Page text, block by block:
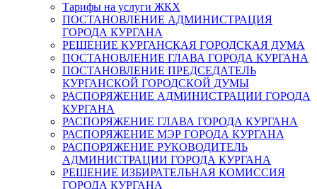
Тарифы на услуги ЖКХ
ПОСТАНОВЛЕНИЕ АДМИНИСТРАЦИЯ
ГОРОДА КУРГАНА
РЕШЕНИЕ КУРГАНСКАЯ ГОРОДСКАЯ ДУМА
ПОСТАНОВЛЕНИЕ ГЛАВА ГОРОДА КУРГАНА
ПОСТАНОВЛЕНИЕ ПРЕДСЕДАТЕЛЬ
КУРГАНСКОЙ ГОРОДСКОЙ ДУМЫ
РАСПОРЯЖЕНИЕ АДМИНИСТРАЦИИ ГОРОДА
КУРГАНА
РАСПОРЯЖЕНИЕ ГЛАВА ГОРОДА КУРГАНА
РАСПОРЯЖЕНИЕ МЭР ГОРОДА КУРГАНА
РАСПОРЯЖЕНИЕ РУКОВОДИТЕЛЬ
АДМИНИСТРАЦИИ ГОРОДА КУРГАНА
РЕШЕНИЕ ИЗБИРАТЕЛЬНАЯ КОМИССИЯ
ГОРОДА КУРГАНА